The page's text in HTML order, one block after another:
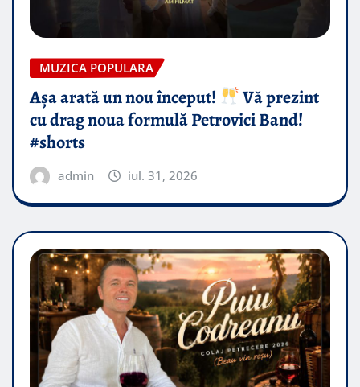
MUZICA POPULARA
Așa arată un nou început!
Vă prezint
cu drag noua formulă Petrovici Band!
#shorts
admin iul. 31, 2026